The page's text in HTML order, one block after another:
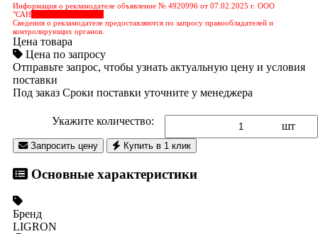
Информация о рекламодателе объявление № 4920996 от 07.02.2025 г. ООО
"САН
Сведения о рекламодателе предоставляются по запросу правообладателей и
контролирующих органов.
Цена товара
Цена по запросу
Отправьте запрос, чтобы узнать актуальную цену и условия
поставки
Под заказ Сроки поставки уточните у менеджера
Укажите количество: шт
Запросить цену Купить в 1 клик
Основные характеристики
Бренд
LIGRON